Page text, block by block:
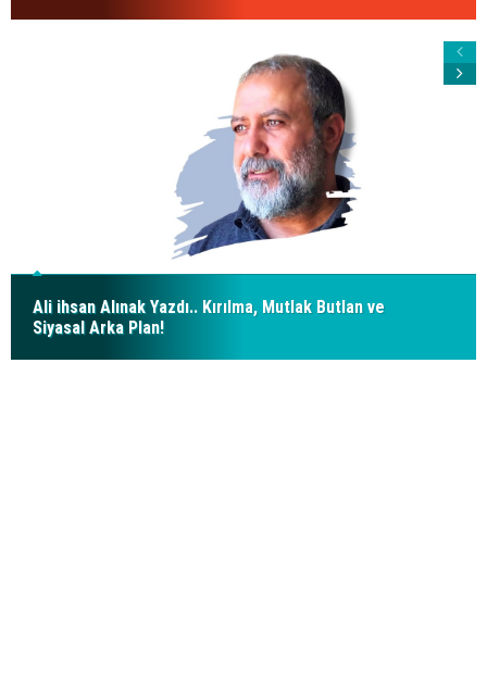
Ali ihsan Alınak Yazdı.. Kırılma, Mutlak Butlan ve
Siyasal Arka Plan!